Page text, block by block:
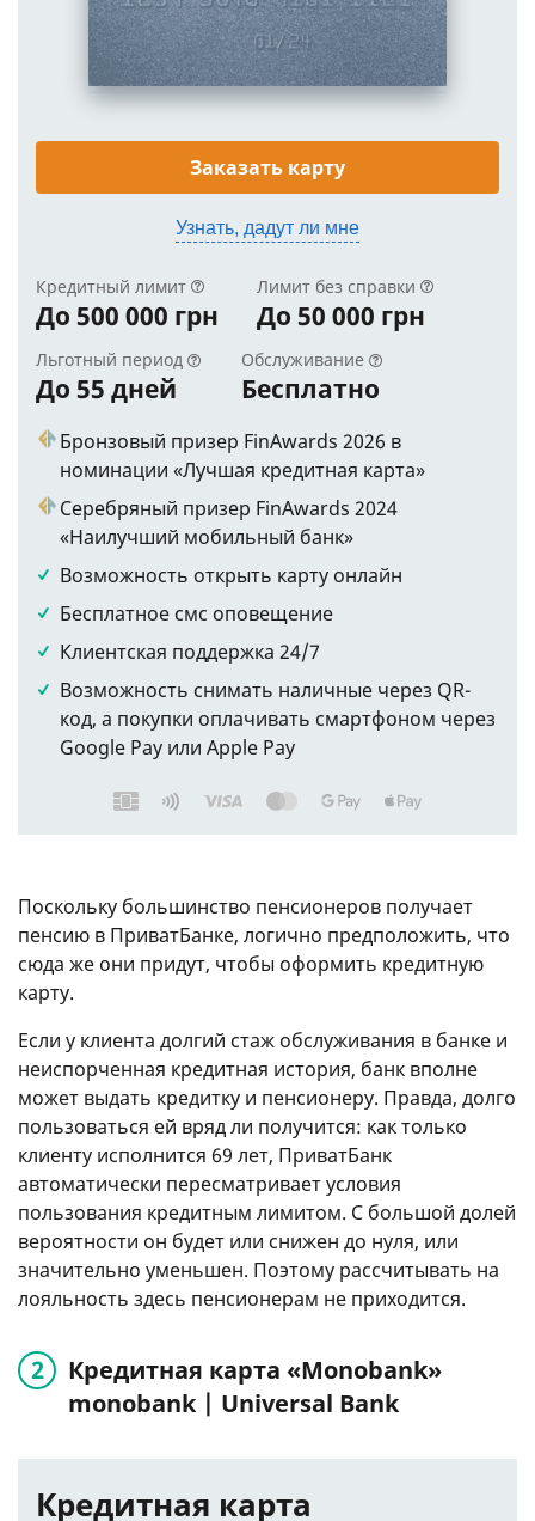
Заказать карту
Узнать, дадут ли мне
Кредитный лимит
До 500 000 грн
Лимит без справки
До 50 000 грн
Льготный период
До 55 дней
Обслуживание
Бесплатно
Бронзовый призер FinAwards 2026 в
номинации «Лучшая кредитная карта»
Серебряный призер FinAwards 2024
«Наилучший мобильный банк»
Возможность открыть карту онлайн
Бесплатное смс оповещение
Клиентская поддержка 24/7
Возможность снимать наличные через QR-
код, а покупки оплачивать смартфоном через
Google Pay или Apple Pay
Поскольку большинство пенсионеров получает
пенсию в ПриватБанке, логично предположить, что
сюда же они придут, чтобы оформить кредитную
карту.
Если у клиента долгий стаж обслуживания в банке и
неиспорченная кредитная история, банк вполне
может выдать кредитку и пенсионеру. Правда, долго
пользоваться ей вряд ли получится: как только
клиенту исполнится 69 лет, ПриватБанк
автоматически пересматривает условия
пользования кредитным лимитом. С большой долей
вероятности он будет или снижен до нуля, или
значительно уменьшен. Поэтому рассчитывать на
лояльность здесь пенсионерам не приходится.
Кредитная карта «Monobank»
monobank | Universal Bank
Кредитная карта